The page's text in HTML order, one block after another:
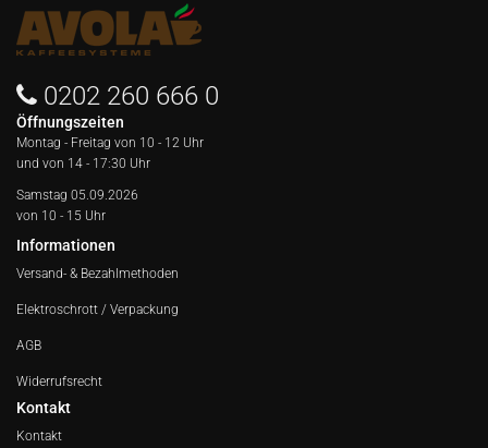
0202 260 666 0
Öffnungszeiten
Montag - Freitag von 10 - 12 Uhr
und von 14 - 17:30 Uhr
Samstag 05.09.2026
von 10 - 15 Uhr
Informationen
Versand- & Bezahlmethoden
Elektroschrott / Verpackung
AGB
Widerrufsrecht
Kontakt
Kontakt